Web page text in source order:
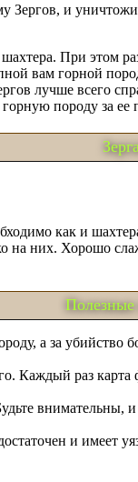
Зергов, и
При
вам горной
лучше всего
породу за ее
как и
на них. Хорошо
Полезные
а за убийство
Каждый раз
и имеет